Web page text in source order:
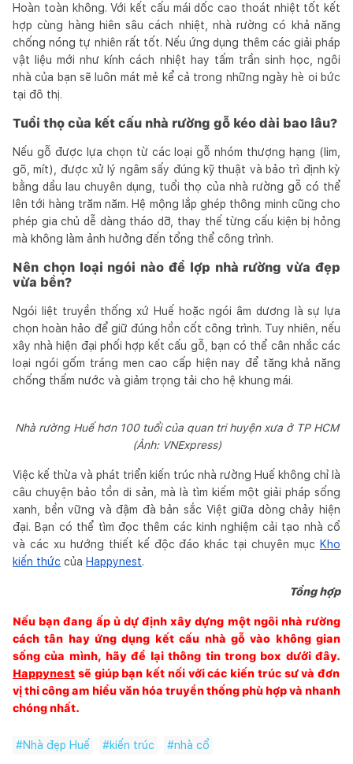
Hoàn toàn không. Với kết cấu mái dốc cao thoát nhiệt tốt kết
hợp cùng hàng hiên sâu cách nhiệt, nhà rường có khả năng
chống nóng tự nhiên rất tốt. Nếu ứng dụng thêm các giải pháp
vật liệu mới như kính cách nhiệt hay tấm trần sinh học, ngôi
nhà của bạn sẽ luôn mát mẻ kể cả trong những ngày hè oi bức
tại đô thị.
Tuổi thọ của kết cấu nhà rường gỗ kéo dài bao lâu?
Nếu gỗ được lựa chọn từ các loại gỗ nhóm thượng hạng (lim,
gõ, mít), được xử lý ngâm sấy đúng kỹ thuật và bảo trì định kỳ
bằng dầu lau chuyên dụng, tuổi thọ của nhà rường gỗ có thể
lên tới hàng trăm năm. Hệ mộng lắp ghép thông minh cũng cho
phép gia chủ dễ dàng tháo dỡ, thay thế từng cấu kiện bị hỏng
mà không làm ảnh hưởng đến tổng thể công trình.
Nên chọn loại ngói nào để lợp nhà rường vừa đẹp
vừa bền?
Ngói liệt truyền thống xứ Huế hoặc ngói âm dương là sự lựa
chọn hoàn hảo để giữ đúng hồn cốt công trình. Tuy nhiên, nếu
xây nhà hiện đại phối hợp kết cấu gỗ, bạn có thể cân nhắc các
loại ngói gốm tráng men cao cấp hiện nay để tăng khả năng
chống thấm nước và giảm trọng tải cho hệ khung mái.
Nhà rường Huế hơn 100 tuổi của quan tri huyện xưa ở TP HCM
(Ảnh: VNExpress)
Việc kế thừa và phát triển kiến trúc nhà rường Huế không chỉ là
câu chuyện bảo tồn di sản, mà là tìm kiếm một giải pháp sống
xanh, bền vững và đậm đà bản sắc Việt giữa dòng chảy hiện
đại. Bạn có thể tìm đọc thêm các kinh nghiệm cải tạo nhà cổ
và các xu hướng thiết kế độc đáo khác tại chuyên mục Kho
kiến thức của Happynest.
Tổng hợp
Nếu bạn đang ấp ủ dự định xây dựng một ngôi nhà rường
cách tân hay ứng dụng kết cấu nhà gỗ vào không gian
sống của mình, hãy để lại thông tin trong box dưới đây.
Happynest sẽ giúp bạn kết nối với các kiến trúc sư và đơn
vị thi công am hiểu văn hóa truyền thống phù hợp và nhanh
chóng nhất.
#Nhà đẹp Huế #kiến trúc #nhà cổ